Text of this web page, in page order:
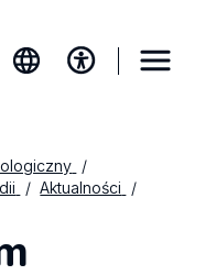
Aktualności